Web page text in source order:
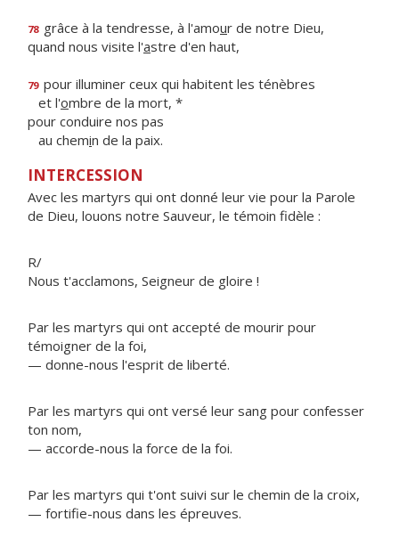
78 grâce à la tendresse, à l'amour de notre Dieu,
quand nous visite l'astre d'en haut,
79 pour illuminer ceux qui habitent les ténèbres
et l'ombre de la mort, *
pour conduire nos pas
au chemin de la paix.
INTERCESSION
Avec les martyrs qui ont donné leur vie pour la Parole
de Dieu, louons notre Sauveur, le témoin fidèle :
R/
Nous t'acclamons, Seigneur de gloire !
Par les martyrs qui ont accepté de mourir pour
témoigner de la foi,
— donne-nous l'esprit de liberté.
Par les martyrs qui ont versé leur sang pour confesser
ton nom,
— accorde-nous la force de la foi.
Par les martyrs qui t'ont suivi sur le chemin de la croix,
— fortifie-nous dans les épreuves.